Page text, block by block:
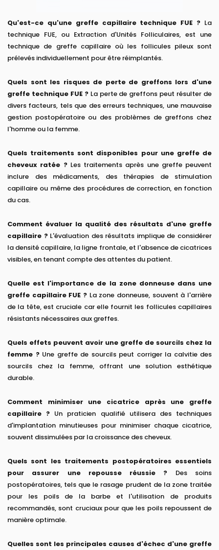
Qu'est-ce qu'une greffe capillaire technique FUE ? La
technique FUE, ou Extraction d'Unités Folliculaires, est une
technique de greffe capillaire où les follicules pileux sont
prélevés individuellement pour être réimplantés.
Quels sont les risques de perte de greffons lors d'une
greffe technique FUE ? La perte de greffons peut résulter de
divers facteurs, tels que des erreurs techniques, une mauvaise
gestion postopératoire ou des problèmes de greffons chez
l'homme ou la femme.
Quels traitements sont disponibles pour une greffe de
cheveux ratée ?Les traitements après une greffe peuvent
inclure des médicaments, des thérapies de stimulation
capillaire ou même des procédures de correction, en fonction
du cas.
Comment évaluer la qualité des résultats d'une greffe
capillaire ?L'évaluation des résultats implique de considérer
la densité capillaire, la ligne frontale, et l'absence de cicatrices
visibles, en tenant compte des attentes du patient.
Quelle est l'importance de la zone donneuse dans une
greffe capillaire FUE ? La zone donneuse, souvent à l'arrière
de la tête, est cruciale car elle fournit les follicules capillaires
résistants nécessaires aux greffes.
Quels effets peuvent avoir une greffe de sourcils chez la
femme ?Une greffe de sourcils peut corriger la calvitie des
sourcils chez la femme, offrant une solution esthétique
durable.
Comment minimiser une cicatrice après une greffe
capillaire ? Un praticien qualifié utilisera des techniques
d'implantation minutieuses pour minimiser chaque cicatrice,
souvent dissimulées par la croissance des cheveux.
Quels sont les traitements postopératoires essentiels
pour assurer une repousse réussie ? Des soins
postopératoires, tels que le rasage prudent de la zone traitée
pour les poils de la barbe et l'utilisation de produits
recommandés, sont cruciaux pour que les poils repoussent de
manière optimale.
Quelles sont les principales causes d'échec d'une greffe